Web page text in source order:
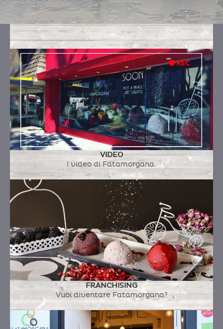
UVA E NOCI
Ingredienti:uva nera, zucchero, gherigli di noce,
proteine di riso 1
VIDEO
I video di Fatamorgana.
FRANCHISING
Vuoi diventare Fatamorgana?